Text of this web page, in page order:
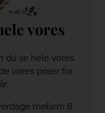
vores
du se hele vores
vores priser for
mellem 8